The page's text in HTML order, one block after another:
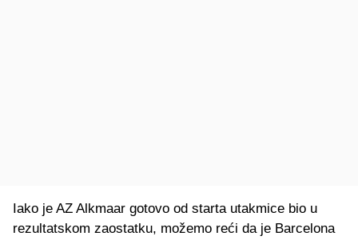
Iako je AZ Alkmaar gotovo od starta utakmice bio u
rezultatskom zaostatku, možemo reći da je Barcelona